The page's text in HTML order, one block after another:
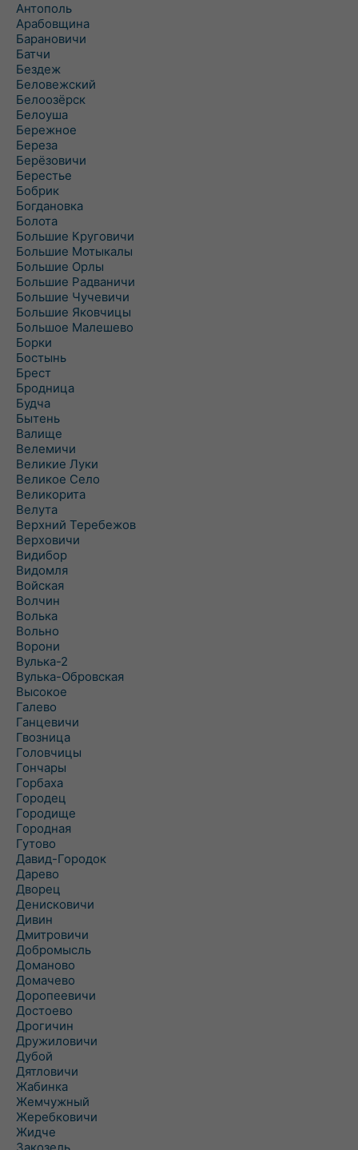
Антополь
Арабовщина
Барановичи
Батчи
Бездеж
Беловежский
Белоозёрск
Белоуша
Бережное
Береза
Берёзовичи
Берестье
Бобрик
Богдановка
Болота
Большие Круговичи
Большие Мотыкалы
Большие Орлы
Большие Радваничи
Большие Чучевичи
Большие Яковчицы
Большое Малешево
Борки
Бостынь
Брест
Бродница
Будча
Бытень
Валище
Велемичи
Великие Луки
Великое Село
Великорита
Велута
Верхний Теребежов
Верховичи
Видибор
Видомля
Войская
Волчин
Волька
Вольно
Ворони
Вулька-2
Вулька-Обровская
Высокое
Галево
Ганцевичи
Гвозница
Головчицы
Гончары
Горбаха
Городец
Городище
Городная
Гутово
Давид-Городок
Дарево
Дворец
Денисковичи
Дивин
Дмитровичи
Добромысль
Доманово
Домачево
Доропеевичи
Достоево
Дрогичин
Дружиловичи
Дубой
Дятловичи
Жабинка
Жемчужный
Жеребковичи
Жидче